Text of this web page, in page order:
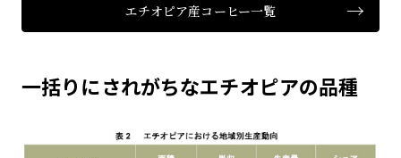
エチオピア産コーヒー一覧
一括りにされがちなエチオピアの品種